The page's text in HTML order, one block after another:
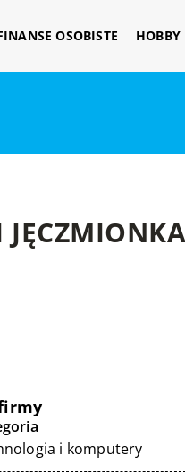
OSOBISTE
i komputery